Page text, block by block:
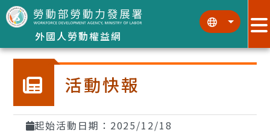
跳到主要內容區塊
外國人勞動權益網
::: :::
活動快報
起始活動日期：2025/12/18